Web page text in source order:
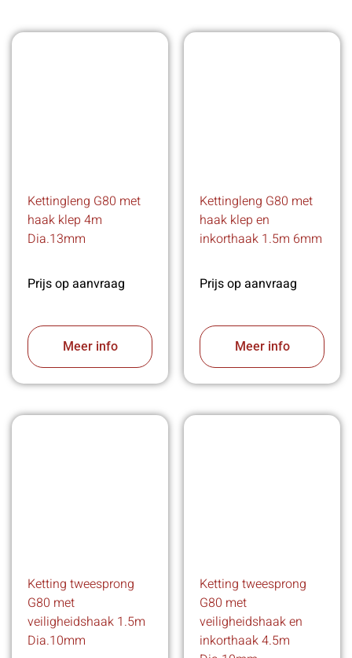
Kettingleng G80 met
haak klep 4m
Dia.13mm
Prijs op aanvraag
Meer info
Kettingleng G80 met
haak klep en
inkorthaak 1.5m 6mm
Prijs op aanvraag
Meer info
Ketting tweesprong
G80 met
veiligheidshaak 1.5m
Dia.10mm
Ketting tweesprong
G80 met
veiligheidshaak en
inkorthaak 4.5m